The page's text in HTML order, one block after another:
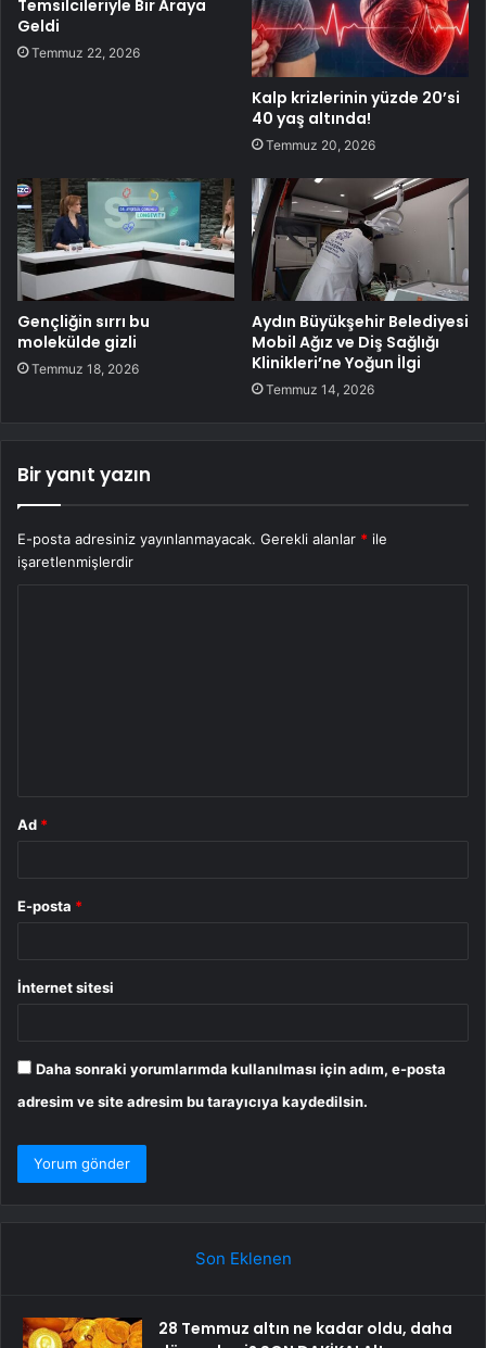
Temsilcileriyle Bir Araya
Geldi
Temmuz 22, 2026
Kalp krizlerinin yüzde 20’si
40 yaş altında!
Temmuz 20, 2026
Gençliğin sırrı bu
molekülde gizli
Temmuz 18, 2026
Aydın Büyükşehir Belediyesi
Mobil Ağız ve Diş Sağlığı
Klinikleri’ne Yoğun İlgi
Temmuz 14, 2026
Bir yanıt yazın
E-posta adresiniz yayınlanmayacak. Gerekli alanlar * ile
işaretlenmişlerdir
Ad *
E-posta *
İnternet sitesi
Daha sonraki yorumlarımda kullanılması için adım, e-posta
adresim ve site adresim bu tarayıcıya kaydedilsin.
Son Eklenen
28 Temmuz altın ne kadar oldu, daha